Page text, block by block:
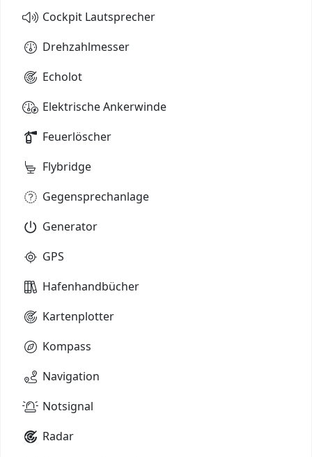
Cockpit Lautsprecher
Drehzahlmesser
Echolot
Elektrische Ankerwinde
Feuerlöscher
Flybridge
Gegensprechanlage
Generator
GPS
Hafenhandbücher
Kartenplotter
Kompass
Navigation
Notsignal
Radar